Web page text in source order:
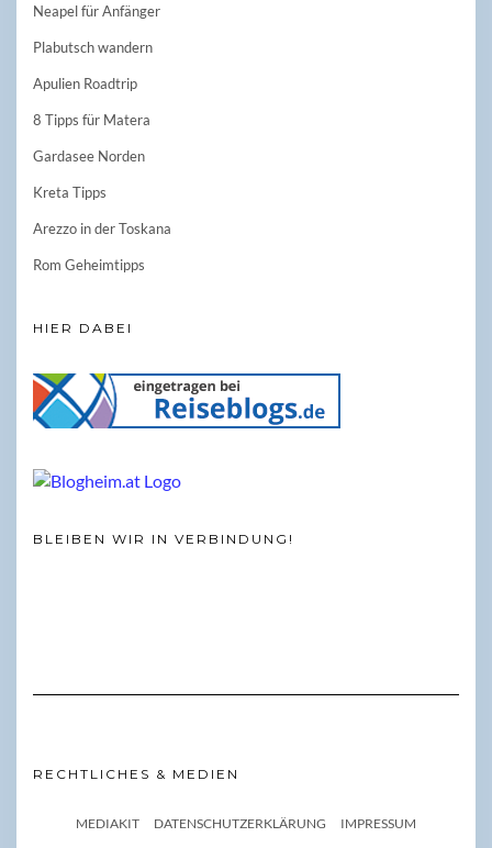
Neapel für Anfänger
Plabutsch wandern
Apulien Roadtrip
8 Tipps für Matera
Gardasee Norden
Kreta Tipps
Arezzo in der Toskana
Rom Geheimtipps
HIER DABEI
BLEIBEN WIR IN VERBINDUNG!
RECHTLICHES & MEDIEN
MEDIAKIT DATENSCHUTZERKLÄRUNG IMPRESSUM